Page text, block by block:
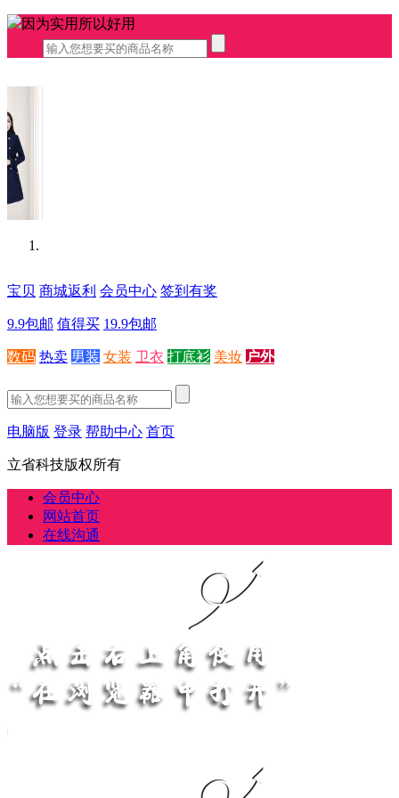
因为实用所以好用
宝贝 商城返利 会员中心 签到有奖
9.9包邮 值得买 19.9包邮
数码 热卖 男装 女装 卫衣 打底衫 美妆 户外
电脑版 登录 帮助中心 首页
立省科技版权所有
会员中心
网站首页
在线沟通